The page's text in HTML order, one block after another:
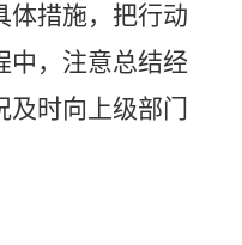
体措施，把行动
中，注意总结经
及时向上级部门